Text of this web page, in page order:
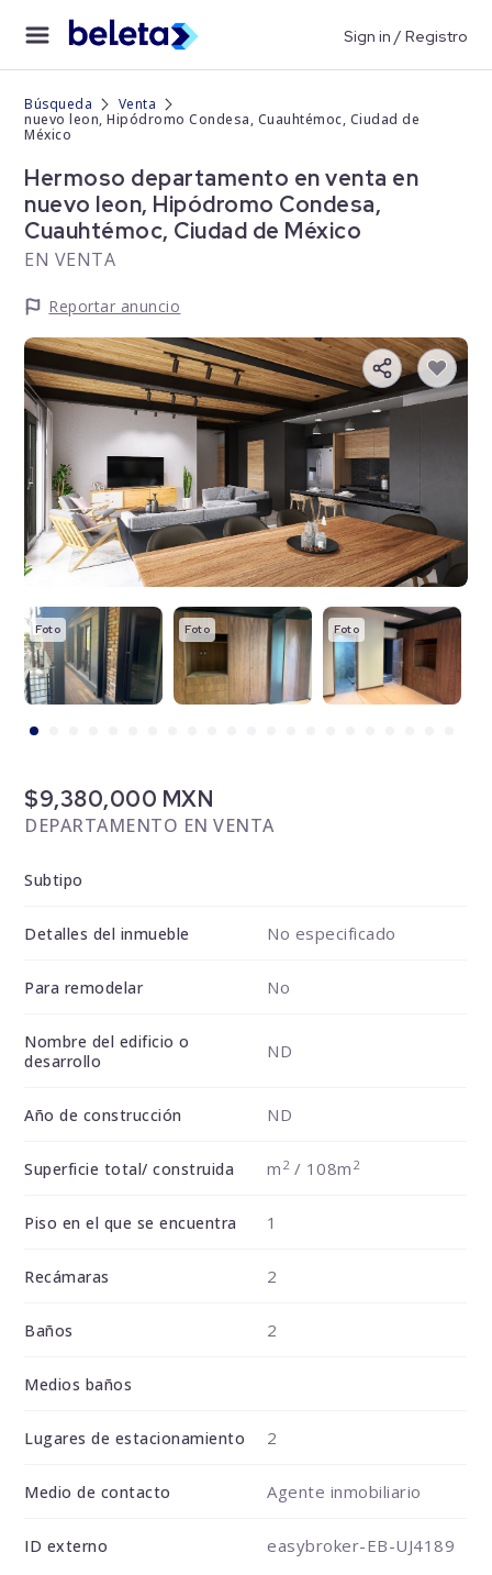
Sign in / Registro
Búsqueda
Venta
nuevo leon, Hipódromo Condesa, Cuauhtémoc, Ciudad de
México
Hermoso departamento en venta en
nuevo leon, Hipódromo Condesa,
Cuauhtémoc, Ciudad de México
EN VENTA
Reportar anuncio
Foto Foto Foto
$9,380,000 MXN
DEPARTAMENTO EN VENTA
Subtipo
Detalles del inmueble No especificado
Para remodelar No
Nombre del edificio o
desarrollo
ND
Año de construcción ND
Superficie total/ construida m 2/ 108m 2
Piso en el que se encuentra 1
Recámaras 2
Baños 2
Medios baños
Lugares de estacionamiento 2
Medio de contacto Agente inmobiliario
ID externo easybroker-EB-UJ4189